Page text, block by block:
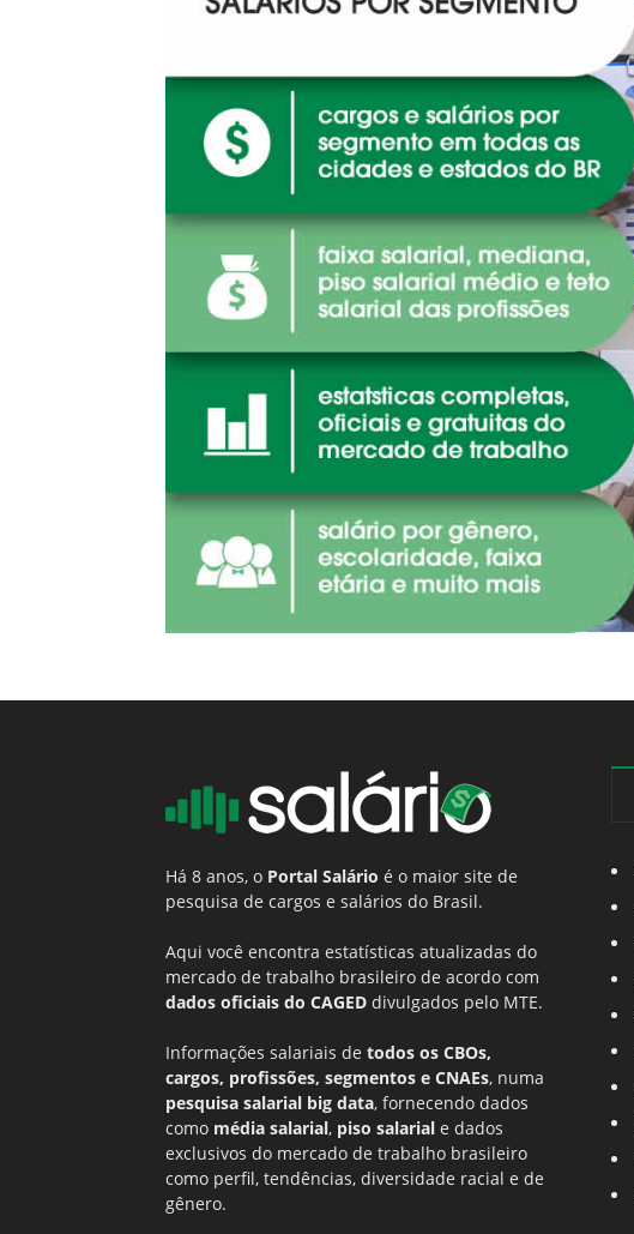
Há 8 anos, o Portal Salário é o maior site de
pesquisa de cargos e salários do Brasil.
Aqui você encontra estatísticas atualizadas do
mercado de trabalho brasileiro de acordo com
dados oficiais do CAGED divulgados pelo MTE.
Informações salariais de todos os CBOs,
cargos, profissões, segmentos e CNAEs, numa
pesquisa salarial big data, fornecendo dados
como média salarial, piso salarial e dados
exclusivos do mercado de trabalho brasileiro
como perfil, tendências, diversidade racial e de
gênero.